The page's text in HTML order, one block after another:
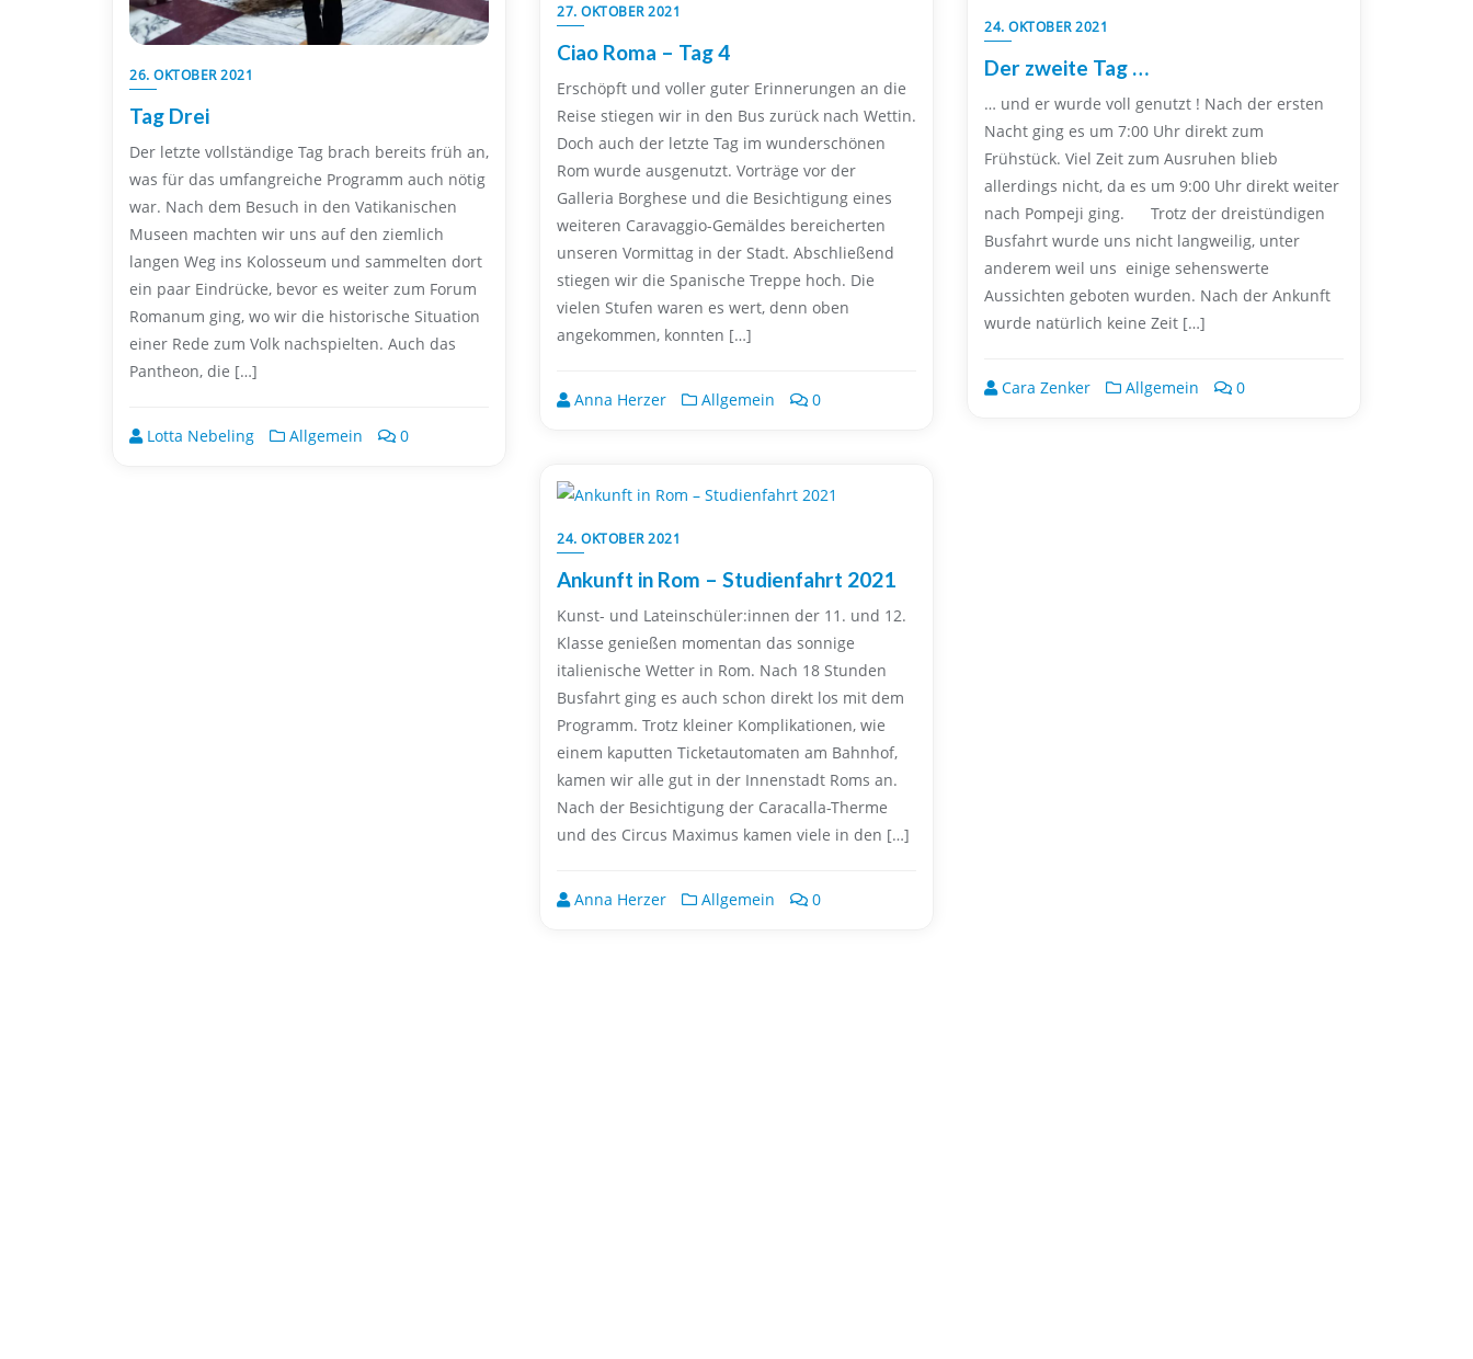
27. OKTOBER 2021
Ciao Roma – Tag 4
Erschöpft und voller guter Erinnerungen an die
Reise stiegen wir in den Bus zurück nach Wettin.
Doch auch der letzte Tag im wunderschönen
Rom wurde ausgenutzt. Vorträge vor der
Galleria Borghese und die Besichtigung eines
weiteren Caravaggio-Gemäldes bereicherten
unseren Vormittag in der Stadt. Abschließend
stiegen wir die Spanische Treppe hoch. Die
vielen Stufen waren es wert, denn oben
angekommen, konnten […]
Anna Herzer Allgemein 0
26. OKTOBER 2021
Tag Drei
Der letzte vollständige Tag brach bereits früh an,
was für das umfangreiche Programm auch nötig
war. Nach dem Besuch in den Vatikanischen
Museen machten wir uns auf den ziemlich
langen Weg ins Kolosseum und sammelten dort
ein paar Eindrücke, bevor es weiter zum Forum
Romanum ging, wo wir die historische Situation
einer Rede zum Volk nachspielten. Auch das
Pantheon, die […]
Lotta Nebeling Allgemein 0
24. OKTOBER 2021
Der zweite Tag …
… und er wurde voll genutzt ! Nach der ersten
Nacht ging es um 7:00 Uhr direkt zum
Frühstück. Viel Zeit zum Ausruhen blieb
allerdings nicht, da es um 9:00 Uhr direkt weiter
nach Pompeji ging. Trotz der dreistündigen
Busfahrt wurde uns nicht langweilig, unter
anderem weil uns einige sehenswerte
Aussichten geboten wurden. Nach der Ankunft
wurde natürlich keine Zeit […]
Cara Zenker Allgemein 0
24. OKTOBER 2021
Ankunft in Rom – Studienfahrt 2021
Kunst- und Lateinschüler:innen der 11. und 12.
Klasse genießen momentan das sonnige
italienische Wetter in Rom. Nach 18 Stunden
Busfahrt ging es auch schon direkt los mit dem
Programm. Trotz kleiner Komplikationen, wie
einem kaputten Ticketautomaten am Bahnhof,
kamen wir alle gut in der Innenstadt Roms an.
Nach der Besichtigung der Caracalla-Therme
und des Circus Maximus kamen viele in den […]
Anna Herzer Allgemein 0